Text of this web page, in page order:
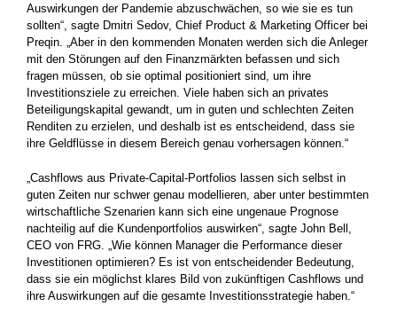
Auswirkungen der Pandemie abzuschwächen, so wie sie es tun
sollten“, sagte Dmitri Sedov, Chief Product & Marketing Officer bei
Preqin. „Aber in den kommenden Monaten werden sich die Anleger
mit den Störungen auf den Finanzmärkten befassen und sich
fragen müssen, ob sie optimal positioniert sind, um ihre
Investitionsziele zu erreichen. Viele haben sich an privates
Beteiligungskapital gewandt, um in guten und schlechten Zeiten
Renditen zu erzielen, und deshalb ist es entscheidend, dass sie
ihre Geldflüsse in diesem Bereich genau vorhersagen können.“
„Cashflows aus Private-Capital-Portfolios lassen sich selbst in
guten Zeiten nur schwer genau modellieren, aber unter bestimmten
wirtschaftliche Szenarien kann sich eine ungenaue Prognose
nachteilig auf die Kundenportfolios auswirken“, sagte John Bell,
CEO von FRG. „Wie können Manager die Performance dieser
Investitionen optimieren? Es ist von entscheidender Bedeutung,
dass sie ein möglichst klares Bild von zukünftigen Cashflows und
ihre Auswirkungen auf die gesamte Investitionsstrategie haben.“